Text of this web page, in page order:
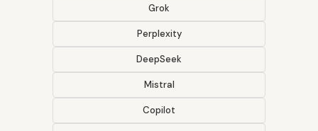
Grok
Perplexity
DeepSeek
Mistral
Copilot